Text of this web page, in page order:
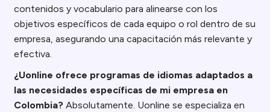
contenidos y vocabulario para alinearse con los
objetivos específicos de cada equipo o rol dentro de su
empresa, asegurando una capacitación más relevante y
efectiva.
¿Uonline ofrece programas de idiomas adaptados a
las necesidades específicas de mi empresa en
Colombia? Absolutamente. Uonline se especializa en